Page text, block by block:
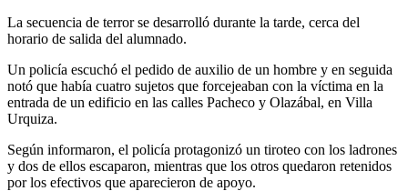
La secuencia de terror se desarrolló durante la tarde, cerca del
horario de salida del alumnado.
Un policía escuchó el pedido de auxilio de un hombre y en seguida
notó que había cuatro sujetos que forcejeaban con la víctima en la
entrada de un edificio en las calles Pacheco y Olazábal, en Villa
Urquiza.
Según informaron, el policía protagonizó un tiroteo con los ladrones
y dos de ellos escaparon, mientras que los otros quedaron retenidos
por los efectivos que aparecieron de apoyo.